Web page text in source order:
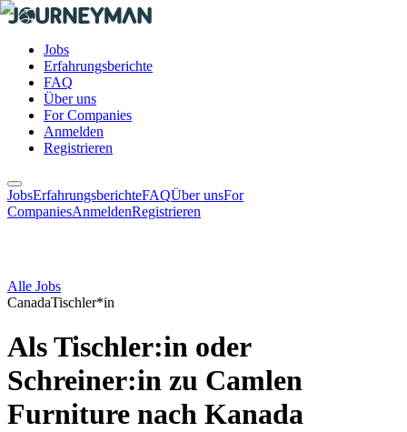
Jobs
Erfahrungsberichte
FAQ
Über uns
For Companies
Anmelden
Registrieren
JobsErfahrungsberichteFAQÜber unsFor
CompaniesAnmeldenRegistrieren
Alle Jobs
CanadaTischler*in
Als Tischler:in oder
Schreiner:in zu Camlen
Furniture nach Kanada